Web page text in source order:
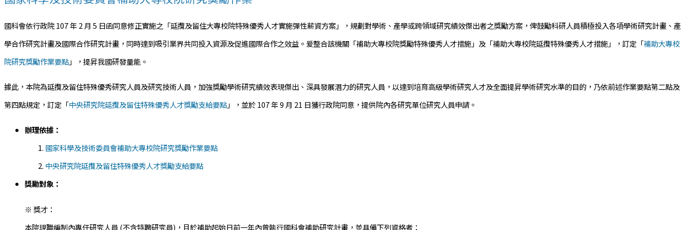
國科會依行政院 107 年 2 月 5 日函同意修正實施之「延攬及留住大專校院特殊優秀人才實施彈性薪資方案」，規劃對學術、產學或跨領域研究績效傑出者之獎勵方案，俾鼓勵科研人員積極投入各項學術研究計畫、產
學合作研究計畫及國際合作研究計畫，同時達到吸引業界共同投入資源及促進國際合作之效益。爰整合該機關「補助大專校院獎勵特殊優秀人才措施」及「補助大專校院延攬特殊優秀人才措施」，訂定「補助大專校
院研究獎勵作業要點」，提昇我國研發量能。
據此，本院為延攬及留住特殊優秀研究人員及研究技術人員，加強獎勵學術研究績效表現傑出、深具發展潛力的研究人員，以達到培育高級學術研究人才及全面提昇學術研究水準的目的，乃依前述作業要點第二點及
第四點規定，訂定「中央研究院延攬及留住特殊優秀人才獎勵支給要點」，並於 107 年 9 月 21 日獲行政院同意，提供院內各研究單位研究人員申請。
辦理依據：
國家科學及技術委員會補助大專校院研究獎勵作業要點
中央研究院延攬及留住特殊優秀人才獎勵支給要點
獎勵對象：
※ 獎才：
本院現職編制內專任研究人員 (不含特聘研究員)，且於補助起始日前一年內曾執行國科會補助研究計畫，並具備下列資格者：